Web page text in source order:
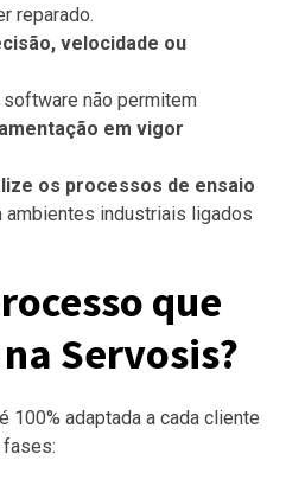
reparado.
velocidade ou
não permitem
em vigor
os processos de ensaio
ambientes industriais ligados
que
Servosis?
100% adaptada a cada cliente
fases: